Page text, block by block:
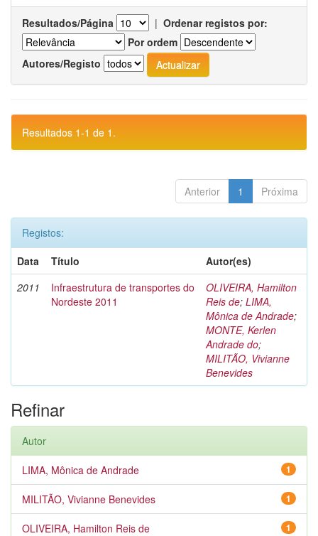
Resultados/Página | Ordenar registos por:
Por ordem
Autores/Registo
Resultados 1-1 de 1.
Anterior 1 Próxima
Registos:
Data
Título
Autor(es)
2011
Infraestrutura de transportes do
Nordeste 2011
OLIVEIRA, Hamilton
Reis de; LIMA,
Mônica de Andrade;
MONTE, Kerlen
Andrade do;
MILITÃO, Vivianne
Benevides
Refinar
Autor
1
LIMA, Mônica de Andrade
1
MILITÃO, Vivianne Benevides
1
OLIVEIRA, Hamilton Reis de